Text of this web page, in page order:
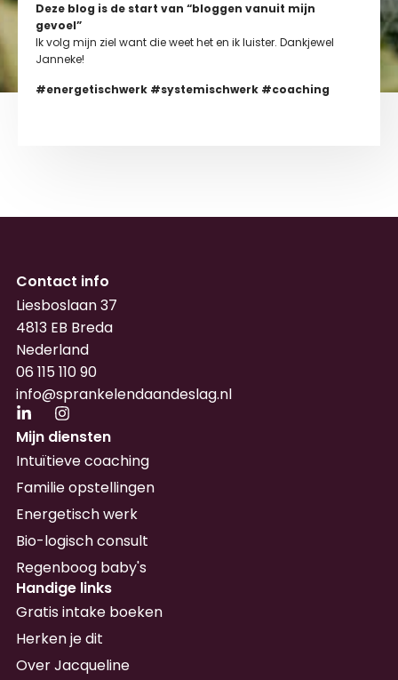
Deze blog is de start van “bloggen vanuit mijn
gevoel”
Ik volg mijn ziel want die weet het en ik luister. Dankjewel
Janneke!
#energetischwerk #systemischwerk #coaching
Contact info
Liesboslaan 37
4813 EB Breda
Nederland
06 115 110 90
info@sprankelendaandeslag.nl
Mijn diensten
Intuïtieve coaching
Familie opstellingen
Energetisch werk
Bio-logisch consult
Regenboog baby's
Handige links
Gratis intake boeken
Herken je dit
Over Jacqueline